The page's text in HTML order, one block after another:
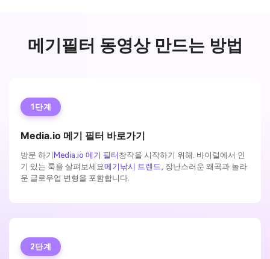
메기필터 동영상 만드는 방법
1단계
Media.io 메기 필터 바로가기
방문 하기Media.io 메기 필터 창작을 시작하기 위해. 바이럴에서 인
기 있는 룩을 살펴보세요메기낚시 트렌드
, 장난스러운 왜곡과 놀라
운 글로우업 변형을 포함합니다.
2단계